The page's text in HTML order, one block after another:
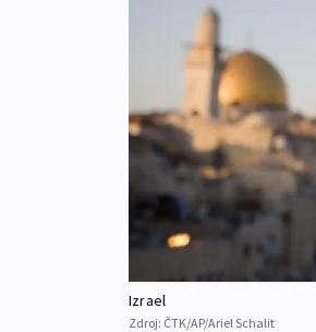
Izrael
Zdroj: ČTK/AP/Ariel Schalit